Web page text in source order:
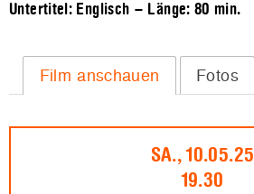
Untertitel: Englisch – Länge:80 min.
Film anschauen Fotos
SA., 10.05.25
19.30